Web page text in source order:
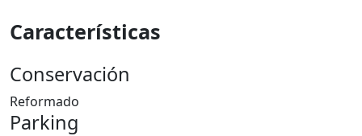
Características
Conservación
Reformado
Parking